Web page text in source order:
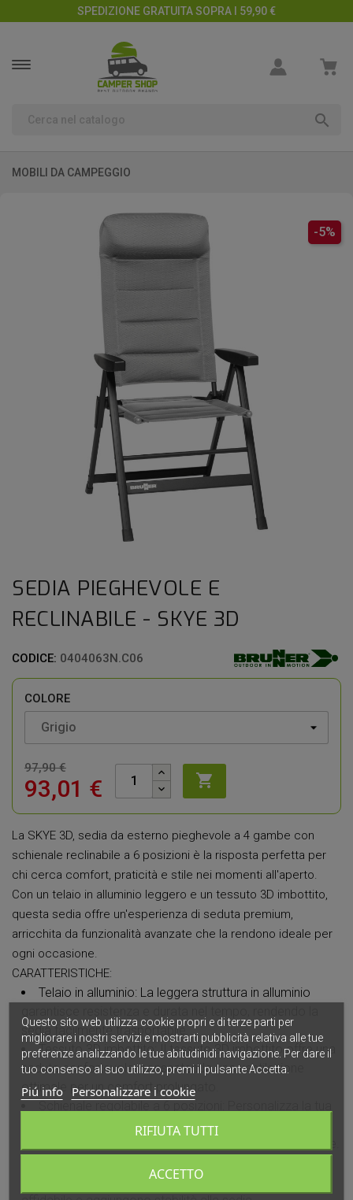
SPEDIZIONE GRATUITA SOPRA I 59,90 €

MOBILI DA CAMPEGGIO
-5%
SEDIA PIEGHEVOLE E
RECLINABILE - SKYE 3D
CODICE: 0404063N.C06
COLORE
97,90 €
93,01 € 
La SKYE 3D, sedia da esterno pieghevole a 4 gambe con
schienale reclinabile a 6 posizioni è la risposta perfetta per
chi cerca comfort, praticità e stile nei momenti all'aperto.
Con un telaio in alluminio leggero e un tessuto 3D imbottito,
questa sedia offre un'esperienza di seduta premium,
arricchita da funzionalità avanzate che la rendono ideale per
ogni occasione.
CARATTERISTICHE:
Telaio in alluminio: La leggera struttura in alluminio
sedia facilmente trasportabile.
Tessuto 3D imbottito: Il tessuto 3D imbottito offre una
seduta confortevole, consentendo una ventilazione
ottimale per un comfort prolungato.
esperienza di seduta con lo schienale regolabile a 6
materiale plastico resistente forniscono un supporto
Questo sito web utilizza cookie propri e di terze parti per
migliorare i nostri servizi e mostrarti pubblicità relativa alle tue
preferenze analizzando le tue abitudinidi navigazione. Per dare il
tuo consenso al suo utilizzo, premi il pulsante Accetta.
Piú info Personalizzare i cookie
RIFIUTA TUTTI
ACCETTO